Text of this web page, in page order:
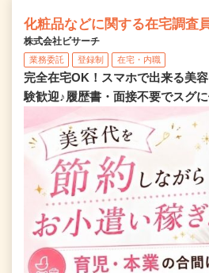
化粧品などに関する在宅調査
株式会社ビサーチ
業務委託 登録制 在宅・内職
完全在宅OK！スマホで出来る美
験歓迎♪履歴書・面接不要でスグ